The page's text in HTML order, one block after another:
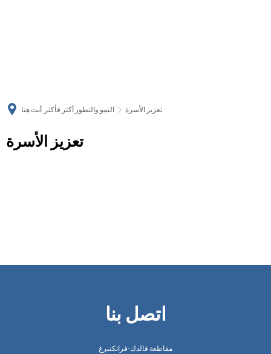
أنت هنا النمو والتطور أكثر فأكثر تعزيز الأسرة
تعزيز
تعزيز الأسرة
اتصل بنا
مقاطعة فالدك-فرانكنبرغ